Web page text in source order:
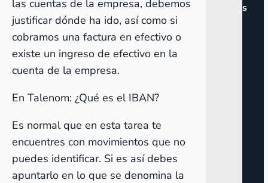
las cuentas de la empresa, debemos
justificar dónde ha ido, así como si
cobramos una factura en efectivo o
existe un ingreso de efectivo en la
cuenta de la empresa.
En Talenom: ¿Qué es el IBAN?
Es normal que en esta tarea te
encuentres con movimientos que no
puedes identificar. Si es así debes
apuntarlo en lo que se denomina la
s